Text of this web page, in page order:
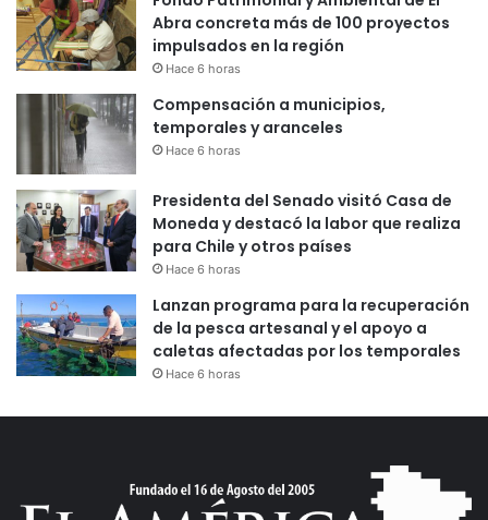
Abra concreta más de 100 proyectos
impulsados en la región
Hace 6 horas
Compensación a municipios,
temporales y aranceles
Hace 6 horas
Presidenta del Senado visitó Casa de
Moneda y destacó la labor que realiza
para Chile y otros países
Hace 6 horas
Lanzan programa para la recuperación
de la pesca artesanal y el apoyo a
caletas afectadas por los temporales
Hace 6 horas